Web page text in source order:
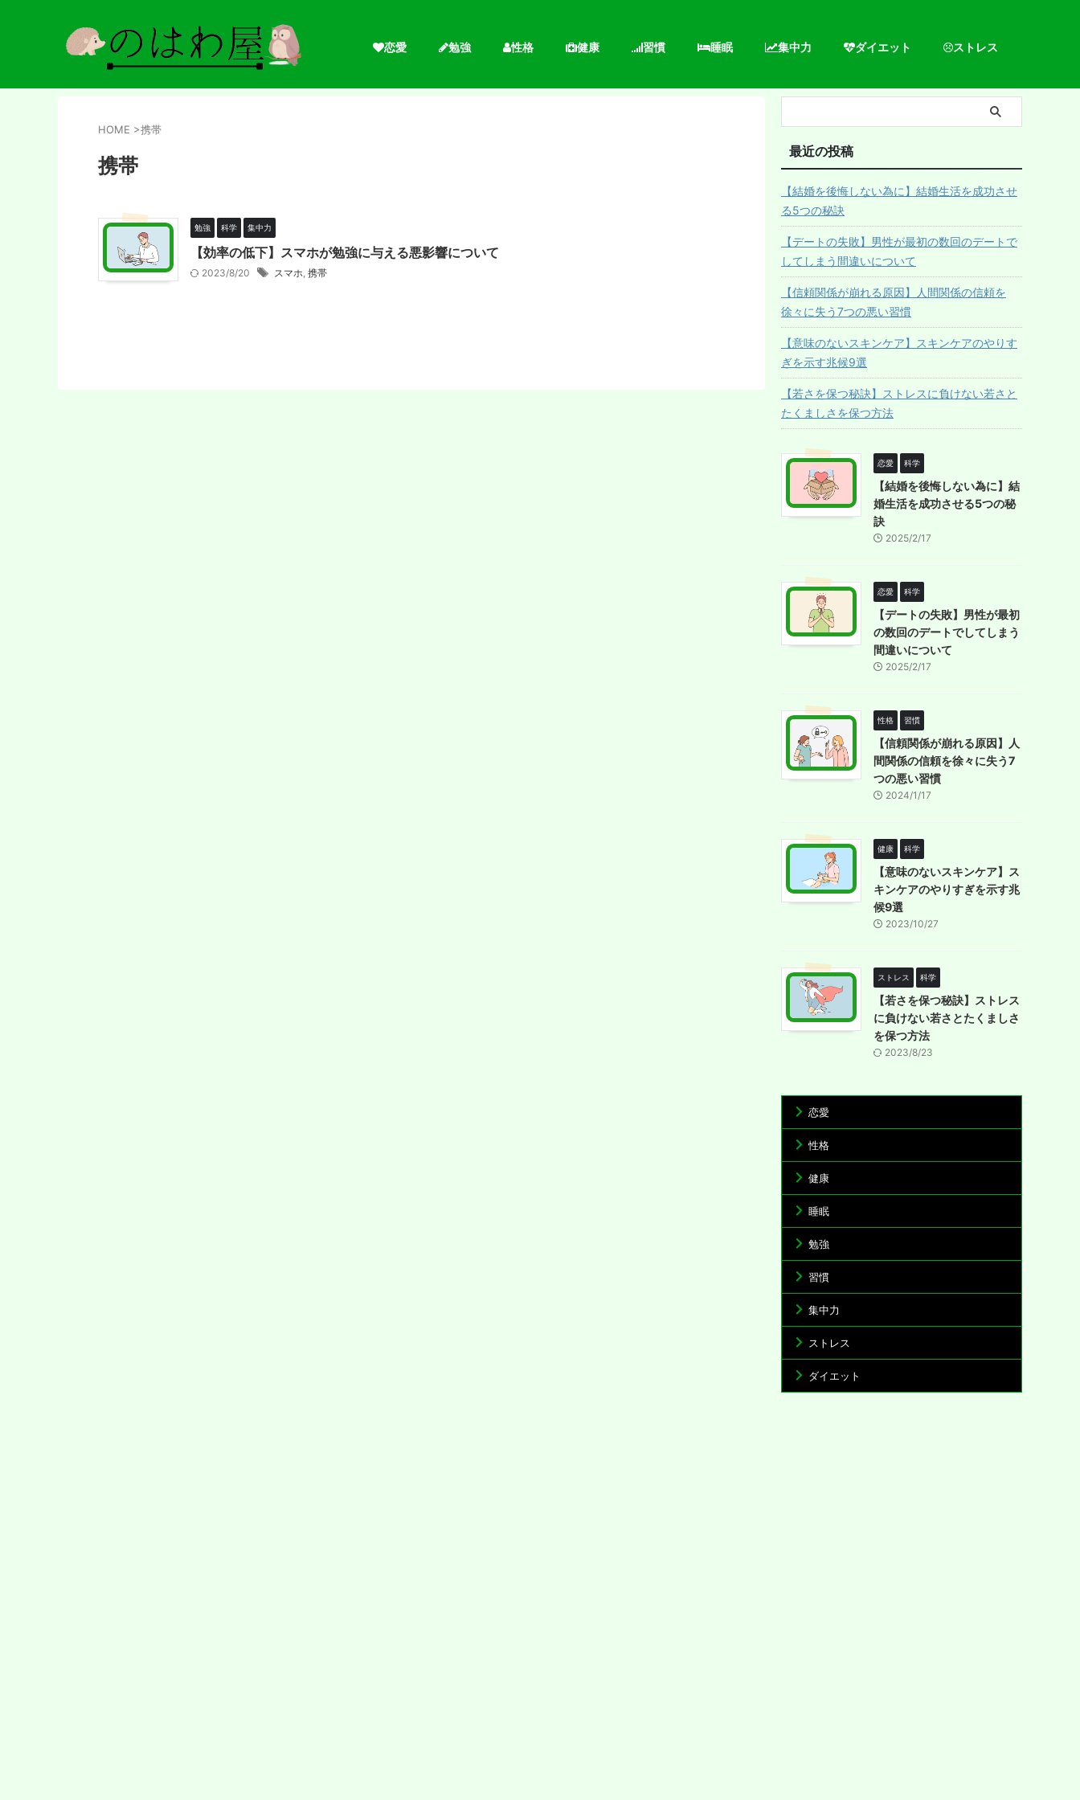
恋愛 勉強 性格 健康 習慣 睡眠 集中力 ダイエット ストレス
HOME >携帯
携帯
勉強 科学 集中力
【効率の低下】スマホが勉強に与える悪影響について
2023/8/20 スマホ, 携帯
最近の投稿
【結婚を後悔しない為に】結婚生活を成功させ
る5つの秘訣
【デートの失敗】男性が最初の数回のデートで
してしまう間違いについて
【信頼関係が崩れる原因】人間関係の信頼を
徐々に失う7つの悪い習慣
【意味のないスキンケア】スキンケアのやりす
ぎを示す兆候9選
【若さを保つ秘訣】ストレスに負けない若さと
たくましさを保つ方法
恋愛 科学
【結婚を後悔しない為に】結
婚生活を成功させる5つの秘
訣
2025/2/17
恋愛 科学
【デートの失敗】男性が最初
の数回のデートでしてしまう
間違いについて
2025/2/17
性格 習慣
【信頼関係が崩れる原因】人
間関係の信頼を徐々に失う7
つの悪い習慣
2024/1/17
健康 科学
【意味のないスキンケア】ス
キンケアのやりすぎを示す兆
候9選
2023/10/27
ストレス 科学
【若さを保つ秘訣】ストレス
に負けない若さとたくましさ
を保つ方法
2023/8/23
恋愛
性格
健康
睡眠
勉強
習慣
集中力
ストレス
ダイエット